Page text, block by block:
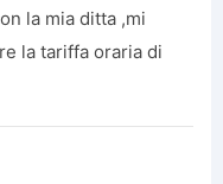
la mia ditta ,mi
la tariffa oraria di